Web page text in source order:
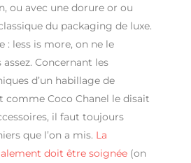
ou avec une dorure or ou
du packaging de luxe.
: less is more, on ne le
Concernant les
d’un habillage de
comme Coco Chanel le disait
il faut toujours
que l’on a mis. La
doit être soignée(on